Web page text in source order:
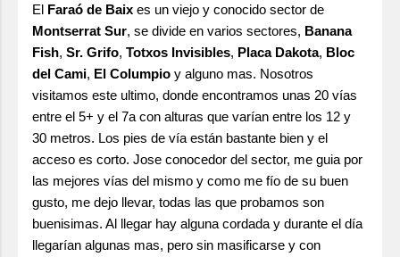
El Faraó de Baix es un viejo y conocido sector de
Montserrat Sur, se divide en varios sectores, Banana
Fish, Sr. Grifo, Totxos Invisibles, Placa Dakota, Bloc
del Cami, El Columpio y alguno mas. Nosotros
visitamos este ultimo, donde encontramos unas 20 vías
entre el 5+ y el 7a con alturas que varían entre los 12 y
30 metros. Los pies de vía están bastante bien y el
acceso es corto. Jose conocedor del sector, me guia por
las mejores vías del mismo y como me fío de su buen
gusto, me dejo llevar, todas las que probamos son
buenisimas. Al llegar hay alguna cordada y durante el día
llegarían algunas mas, pero sin masificarse y con